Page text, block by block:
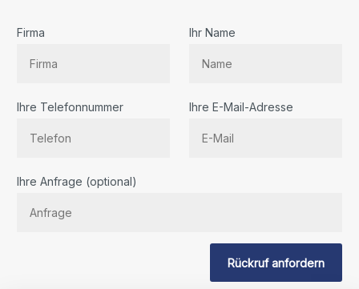
Firma Ihr Name
Ihre Telefonnummer Ihre E-Mail-Adresse
Sie
Ihre Anfrage (optional)
Rückruf anfordern